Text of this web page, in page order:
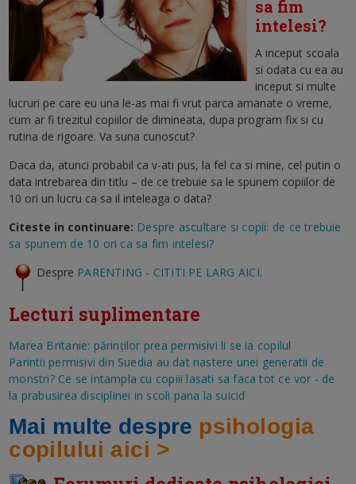
sa fim
intelesi?
A inceput scoala
si odata cu ea au
inceput si multe
lucruri pe care eu una le-as mai fi vrut parca amanate o vreme,
cum ar fi trezitul copiilor de dimineata, dupa program fix si cu
rutina de rigoare. Va suna cunoscut?
Daca da, atunci probabil ca v-ati pus, la fel ca si mine, cel putin o
data intrebarea din titlu – de ce trebuie sa le spunem copiilor de
10 ori un lucru ca sa il inteleaga o data?
Citeste in continuare: Despre ascultare si copii: de ce trebuie
sa spunem de 10 ori ca sa fim intelesi?
Despre PARENTING - CITITI PE LARG AICI.
Lecturi suplimentare
Marea Britanie: părinţilor prea permisivi li se ia copilul
Parintii permisivi din Suedia au dat nastere unei generatii de
monstri? Ce se intampla cu copiii lasati sa faca tot ce vor - de
la prabusirea disciplinei in scoli pana la suicid
Mai multe despre psihologia
copilului aici >